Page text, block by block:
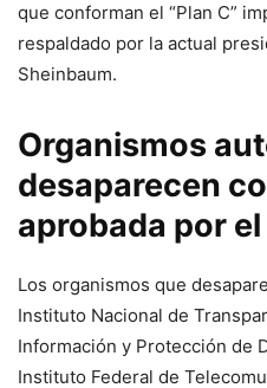
que conforman el “Plan C”
respaldado por la actual
Sheinbaum.
Organismos
desaparecen
aprobada por
Los organismos que
Instituto Nacional de
Información y Protección de
Instituto Federal de